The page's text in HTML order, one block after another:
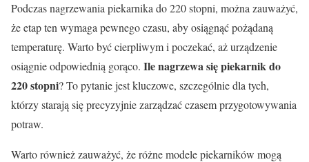
Podczas nagrzewania piekarnika do 220 stopni, można zauważyć,
że etap ten wymaga pewnego czasu, aby osiągnąć pożądaną
temperaturę. Warto być cierpliwym i poczekać, aż urządzenie
osiągnie odpowiednią gorąco. Ile nagrzewa się piekarnik do
220 stopni? To pytanie jest kluczowe, szczególnie dla tych,
którzy starają się precyzyjnie zarządzać czasem przygotowywania
potraw.
Warto również zauważyć, że różne modele piekarników mogą